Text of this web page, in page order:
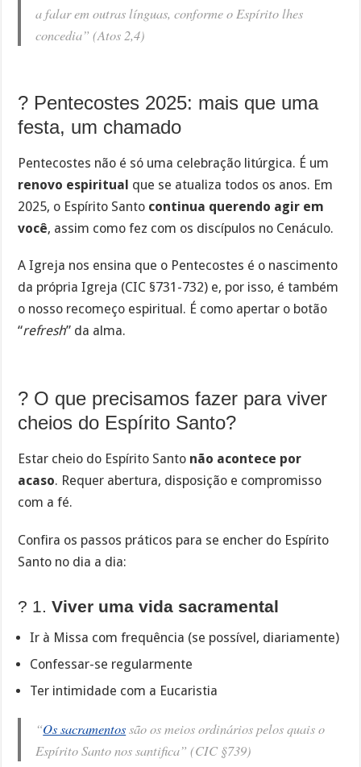
a falar em outras línguas, conforme o Espírito lhes
concedia” (Atos 2,4)
? Pentecostes 2025: mais que uma
festa, um chamado
Pentecostes não é só uma celebração litúrgica. É um
renovo espiritual que se atualiza todos os anos. Em
2025, o Espírito Santo continua querendo agir em
você, assim como fez com os discípulos no Cenáculo.
A Igreja nos ensina que o Pentecostes é o nascimento
da própria Igreja (CIC §731-732) e, por isso, é também
o nosso recomeço espiritual. É como apertar o botão
“refresh” da alma.
? O que precisamos fazer para viver
cheios do Espírito Santo?
Estar cheio do Espírito Santo não acontece por
acaso. Requer abertura, disposição e compromisso
com a fé.
Confira os passos práticos para se encher do Espírito
Santo no dia a dia:
? 1.Viver uma vida sacramental
Ir à Missa com frequência (se possível, diariamente)
Confessar-se regularmente
Ter intimidade com a Eucaristia
“Os sacramentossão os meios ordinários pelos quais o
Espírito Santo nos santifica” (CIC §739)